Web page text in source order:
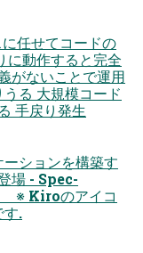
任せてコードの
に動作すると完全
がないことで運⽤
る ⼤規模コード
⼿戻り発⽣
ションを構築す
場 - Spec-
※ Kiroのアイコ
す.